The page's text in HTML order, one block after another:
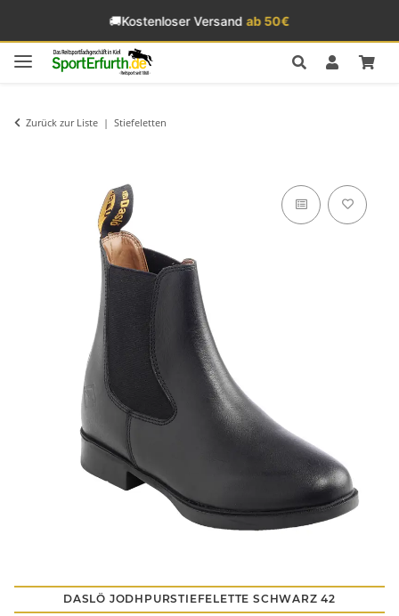
🚚Kostenloser Versandab 50€
Zurück zur Liste Stiefeletten
DASLÖ JODHPURSTIEFELETTE SCHWARZ 42